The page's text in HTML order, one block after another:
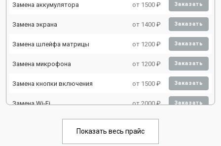
Замена аккумулятора от 1500 ₽ Заказать
Замена экрана от 1400 ₽ Заказать
Замена шлейфа матрицы от 1200 ₽ Заказать
Замена микрофона от 1200 ₽ Заказать
Замена кнопки включения от 1500 ₽ Заказать
Замена Wi-Fi от 2000 ₽ Заказать
Показать весь прайс